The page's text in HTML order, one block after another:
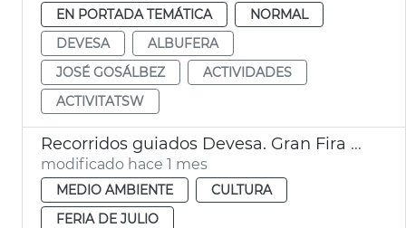
EN PORTADA TEMÁTICA
NORMAL
DEVESA
ALBUFERA
JOSÉ GOSÁLBEZ
ACTIVIDADES
ACTIVITATSW
Recorridos guiados Devesa. Gran Fira de València
modificado hace 1 mes
MEDIO AMBIENTE
CULTURA
FERIA DE JULIO